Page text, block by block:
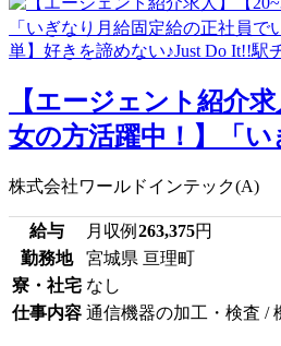
【エージェント紹介
女の方活躍中！】「
株式会社ワールドインテック(A)
給与 月収例 263,375円
勤務地
宮城県 亘理町
寮・社宅 なし
仕事内容 通信機器の加工・検査 /